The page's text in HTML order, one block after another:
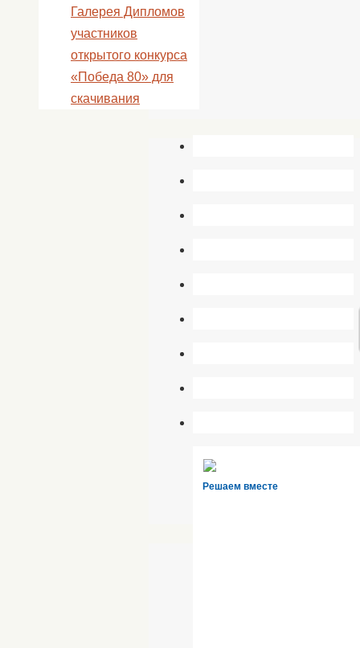
Галерея Дипломов
участников
открытого конкурса
«Победа 80» для
скачивания
Решаем вместе